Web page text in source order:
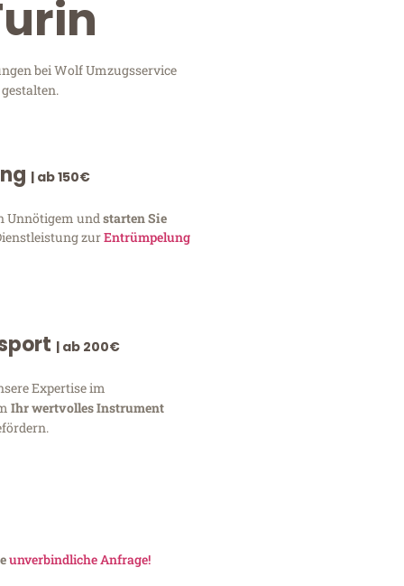
bei Wolf Umzugsservice
| ab 150€
Unnötigem undstarten Sie
zurEntrümpelung
| ab 200€
Expertise im
Ihr wertvolles Instrument
unverbindliche Anfrage!